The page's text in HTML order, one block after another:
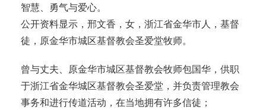
智慧、勇气与爱心。
公开资料显示，邢文香，女，浙江省金华市人，基督
徒，原金华市城区基督教会圣爱堂牧师。
曾与丈夫、原金华市城区基督教会牧师包国华，供职
于浙江省金华城区基督教会圣爱堂，并负责管理教会
事务和进行传道活动，在当地拥有许多信徒；